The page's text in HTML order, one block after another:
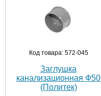
Код товара: 572-045
Заглушка
канализационная Ф50
(Политек)